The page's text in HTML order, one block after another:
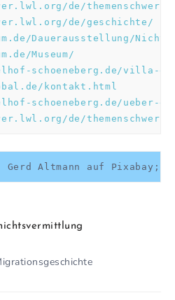
de/
de/geschichte/
Dauerausstellung/
Museum/
schoeneberg.de/villa-
kontakt.html
schoeneberg.de/ueber-
de/
Altmann auf Pixabay;